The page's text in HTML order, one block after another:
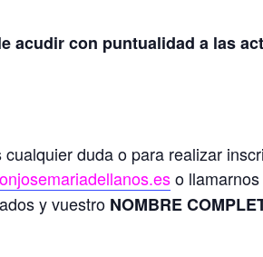
acudir con puntualidad a las
cualquier duda o para realizar
o llamarnos
y vuestro NOMBRE